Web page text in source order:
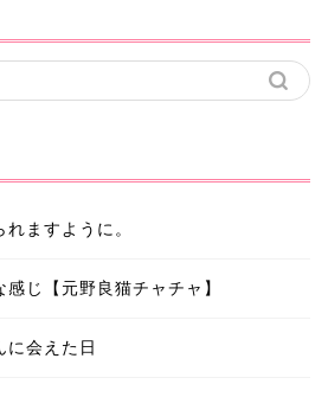
ますように。
じ【元野良猫チャチャ】
に会えた日